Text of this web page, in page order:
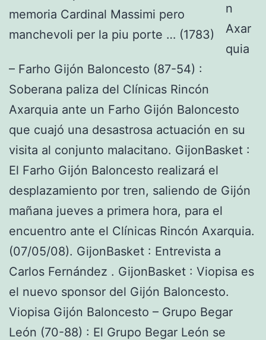
n
Axar
quia
– Farho Gijón Baloncesto (87-54) :
Soberana paliza del Clínicas Rincón
Axarquia ante un Farho Gijón Baloncesto
que cuajó una desastrosa actuación en su
visita al conjunto malacitano. GijonBasket :
El Farho Gijón Baloncesto realizará el
desplazamiento por tren, saliendo de Gijón
mañana jueves a primera hora, para el
encuentro ante el Clínicas Rincón Axarquia.
(07/05/08). GijonBasket : Entrevista a
Carlos Fernández . GijonBasket : Viopisa es
el nuevo sponsor del Gijón Baloncesto.
Viopisa Gijón Baloncesto – Grupo Begar
León (70-88) : El Grupo Begar León se